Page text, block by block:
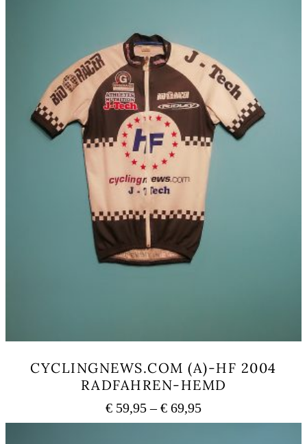
CYCLINGNEWS.COM (A)-HF 2004
RADFAHREN-HEMD
€ 59,95 –€ 69,95Preisspanne:
€ 59,95